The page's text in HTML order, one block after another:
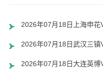
2026年07月18日上海申花
2026年07月18日武汉三镇
2026年07月18日大连英博